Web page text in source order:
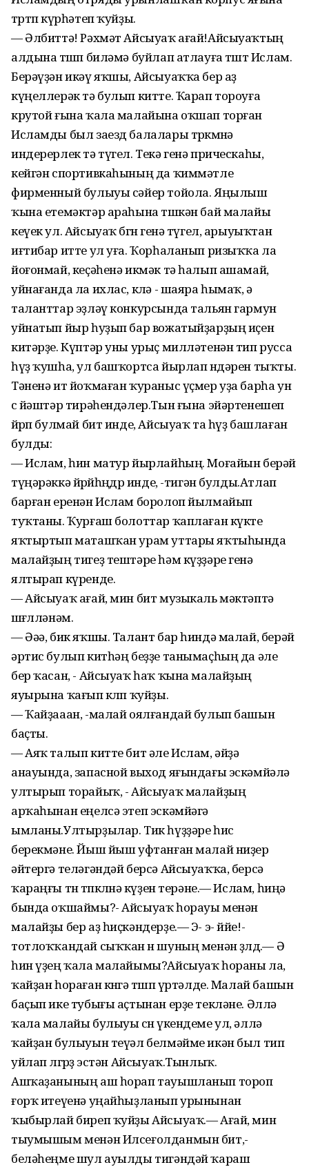
төртөп күрһәтеп ҡуйҙы.
— Әлбиттә! Рәхмәт Айсыуаҡ ағай!Айсыуаҡтың
алдына төшөп биләмә буйлап атлауға төштө Ислам.
Берәүҙән икәү яҡшы, Айсыуаҡҡа бер аҙ
күңеллерәк тә булып китте. Ҡарап тороуға
крутой ғына ҡала малайына оҡшап торған
Исламды был заезд балалары төркөмөнә
индерерлек тә түгел. Текә генә прическаһы,
кейгән спортивкаһының да ҡиммәтле
фирменный булыуы сәйер тойола. Яңылыш
ҡына етемәктәр араһына төшкән бай малайы
кеүек ул. Айсыуаҡ бөгөн генә түгел, арыуыҡтан
иғтибар итте ул уға. Ҡорһаланып ризыҡҡа ла
йоғонмай, кеҫәһенә икмәк тә һалып ашамай,
уйнағанда ла ихлас, көлә - шаяра һымаҡ, ә
таланттар эҙләү конкурсында тальян гармун
уйнатып йыр һуҙып бар вожатыйҙарҙың иҫен
китәрҙе. Күптәр уны урыҫ милләтенән тип русса
һүҙ ҡушһа, ул башҡортса йырлап өндәрен тыҡты.
Тәненә ит йоҡмаған ҡураныс үҫмер уҙа барһа ун
өс йәштәр тирәһендәлер.Тын ғына эйәртенешеп
йөрөп булмай бит инде, Айсыуаҡ та һүҙ башлаған
булды:
— Ислам, һин матур йырлайһың. Моғайын берәй
түңәрәккә йөрөйһөңдөр инде, -тигән булды.Атлап
барған еренән Ислам боролоп йылмайып
туҡтаны. Ҡурғаш болоттар ҡаплаған күкте
яҡтыртып маташҡан урам уттары яҡтыһында
малайҙың тигеҙ тештәре һәм күҙҙәре генә
ялтырап күренде.
— Айсыуаҡ ағай, мин бит музыкаль мәктәптә
шөғөлләнәм.
— Әәә, бик яҡшы. Талант бар һиндә малай, берәй
әртис булып китһәң беҙҙе танымаҫһың да әле
бер ҡасан, - Айсыуаҡ һаҡ ҡына малайҙың
яуырына ҡағып көлөп ҡуйҙы.
— Ҡайҙааан, -малай оялғандай булып башын
баҫты.
— Аяҡ талып китте бит әле Ислам, әйҙә
анауында, запасной выход яғындағы эскәмйәлә
ултырып торайыҡ, - Айсыуаҡ малайҙың
арҡаһынан еңелсә этеп эскәмйәгә
ымланы.Ултырҙылар. Тик һүҙҙәре һис
берекмәне. Йыш йыш уфтанған малай ниҙер
әйтергә теләгәндәй берсә Айсыуаҡҡа, берсә
ҡараңғы төн төпкөлөнә күҙен терәне.— Ислам, һиңә
бында оҡшаймы?- Айсыуаҡ һорауы менән
малайҙы бер аҙ һиҫкәндерҙе.— Э- э- ййе!-
тотлоҡҡандай сыҡҡан өн шуның менән өҙөлдө.— Ә
һин үҙең ҡала малайымы?Айсыуаҡ һораны ла,
ҡайҙан һораған көнгә төшөп үртәлде. Малай башын
баҫып ике тубығы аҫтынан ерҙе текләне. Әллә
ҡала малайы булыуы өсөн үкендеме ул, әллә
ҡайҙан булыуын теүәл белмәйме икән был тип
уйлап өлгөрҙө эстән Айсыуаҡ.Тынлыҡ.
Ашҡаҙанының аш һорап тауышланып тороп
ғорҡ итеүенә уңайһыҙланып урынынан
ҡыбырлай биреп ҡуйҙы Айсыуаҡ.— Ағай, мин
тыумышым менән Илсеғолданмын бит,-
беләһеңме шул ауылды тигәндәй ҡараш